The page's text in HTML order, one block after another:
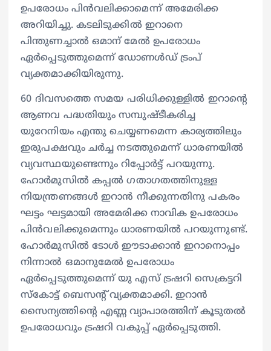
ഉപരോധം പിൻവലിക്കാമെന്ന് അമേരിക്ക
അറിയിച്ചു. കടലിടുക്കിൽ ഇറാനെ
പിന്തുണച്ചാൽ ഒമാന് മേൽ ഉപരോധം
ഏർപ്പെടുത്തുമെന്ന് ഡോണൾഡ് ട്രംപ്
വ്യക്തമാക്കിയിരുന്നു.
60 ദിവസത്തെ സമയ പരിധിക്കുള്ളിൽ ഇറാന്റെ
ആണവ പദ്ധതിയും സമ്പുഷ്ടീകരിച്ച
യുറേനിയം എന്തു ചെയ്യണമെന്ന കാര്യത്തിലും
ഇരുപക്ഷവും ചർച്ച നടത്തുമെന്ന് ധാരണയിൽ
വ്യവസ്ഥയുണ്ടെന്നും റിപ്പോർട്ട് പറയുന്നു.
ഹോർമുസിൽ കപ്പൽ ഗതാഗതത്തിനുള്ള
നിയന്ത്രണങ്ങൾ ഇറാൻ നീക്കുന്നതിനു പകരം
ഘട്ടം ഘട്ടമായി അമേരിക്ക നാവിക ഉപരോധം
പിൻവലിക്കുമെന്നും ധാരണയിൽ പറയുന്നുണ്ട്.
ഹോർമുസിൽ ടോൾ ഈടാക്കാൻ ഇറാനൊപ്പം
നിന്നാൽ ഒമാനുമേൽ ഉപരോധം
ഏർപ്പെടുത്തുമെന്ന് യു എസ് ട്രഷറി സെക്രട്ടറി
സ്‌കോട്ട് ബെസന്റ് വ്യക്തമാക്കി. ഇറാൻ
സൈന്യത്തിന്റെ എണ്ണ വ്യാപാരത്തിന് കൂടുതൽ
ഉപരോധവും ട്രഷറി വകുപ്പ് ഏർപ്പെടുത്തി.